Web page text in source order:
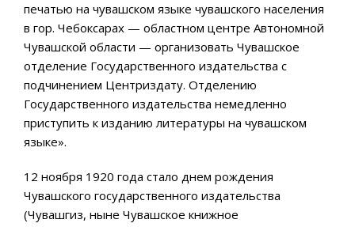
печатью на чувашском языке чувашского населения
в гор. Чебоксарах — областном центре Автономной
Чувашской области — организовать Чувашское
отделение Государственного издательства с
подчинением Центриздату. Отделению
Государственного издательства немедленно
приступить к изданию литературы на чувашском
языке».
12 ноября 1920 года стало днем рождения
Чувашского государственного издательства
(Чувашгиз, ныне Чувашское книжное